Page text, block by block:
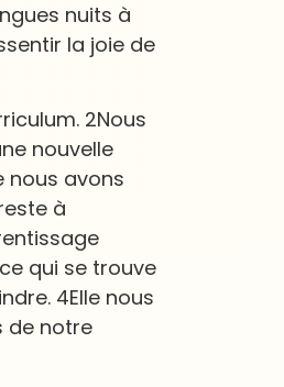
nuits à
la joie de
2Nous
nouvelle
nous avons
à
qui se trouve
4Elle nous
de notre